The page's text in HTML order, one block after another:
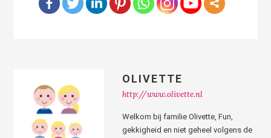
OLIVETTE
http://www.olivette.nl
Welkom bij familie Olivette, Fun,
gekkigheid en niet geheel volgens de